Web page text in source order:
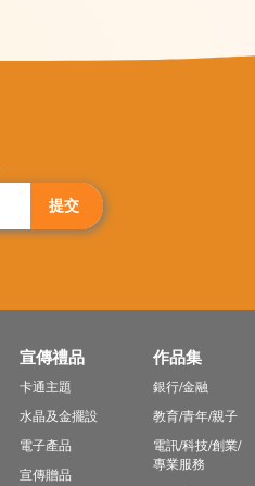
提交
宣傳禮品
卡通主題
水晶及金擺設
電子產品
宣傳贈品
作品集
銀行/金融
教育/青年/親子
電訊/科技/創業/
專業服務